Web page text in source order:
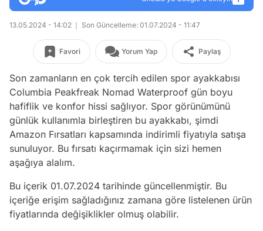
13.05.2024 - 14:02 Son Güncelleme: 01.07.2024 - 11:47
Favori Yorum Yap Paylaş
Son zamanların en çok tercih edilen spor ayakkabısı
Columbia Peakfreak Nomad Waterproof gün boyu
hafiflik ve konfor hissi sağlıyor. Spor görünümünü
günlük kullanımla birleştiren bu ayakkabı, şimdi
Amazon Fırsatları kapsamında indirimli fiyatıyla satışa
sunuluyor. Bu fırsatı kaçırmamak için sizi hemen
aşağıya alalım.
Bu içerik 01.07.2024 tarihinde güncellenmiştir. Bu
içeriğe erişim sağladığınız zamana göre listelenen ürün
fiyatlarında değişiklikler olmuş olabilir.